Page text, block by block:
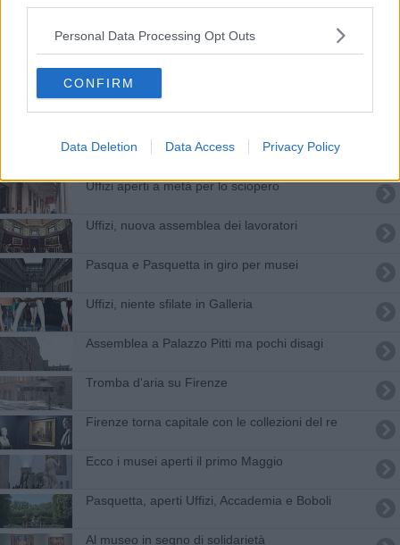
Personal Data Processing Opt Outs
CONFIRM
Data Deletion Data Access Privacy Policy
Tracce
Il ritorno degli Uffizi, il piano delle aperture
La ricchezza è nei tessuti
Uffizi aperti a metà per lo sciopero
Uffizi, nuova assemblea dei lavoratori
Pasqua e Pasquetta in giro per musei
Uffizi, niente sfilate in Galleria
Assemblea a Palazzo Pitti ma pochi disagi
Tromba d'aria su Firenze
Firenze torna capitale con le collezioni del re
Ecco i musei aperti il primo Maggio
Pasquetta, aperti Uffizi, Accademia e Boboli
Al museo in segno di solidarietà